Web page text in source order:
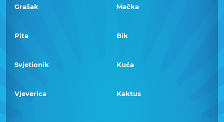
Grašak Mačka
Pita Bik
Svjetionik Kuća
Vjeverica Kaktus